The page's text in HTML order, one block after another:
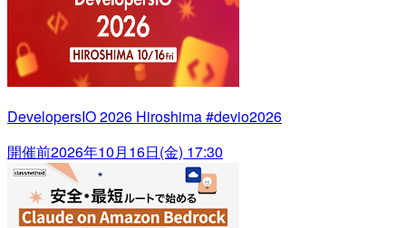
DevelopersIO 2026 Hiroshima #devio2026
開催前2026年10月16日(金) 17:30